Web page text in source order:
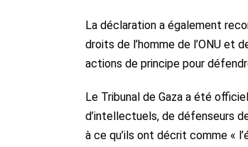
La déclaration a également
droits de l’homme de l’ONU et
actions de principe pour
Le Tribunal de Gaza a été
d’intellectuels, de défenseurs
à ce qu’ils ont décrit comme «